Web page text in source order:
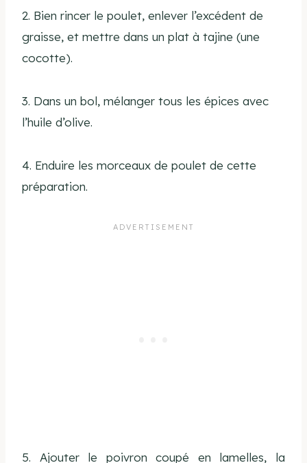
2. Bien rincer le poulet, enlever l’excédent de
graisse, et mettre dans un plat à tajine (une
cocotte).
3. Dans un bol, mélanger tous les épices avec
l’huile d’olive.
4. Enduire les morceaux de poulet de cette
préparation.
5. Ajouter le poivron coupé en lamelles, la